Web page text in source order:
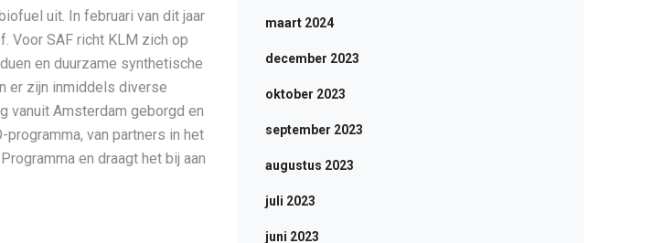
uit. In februari van dit jaar
Voor SAF richt KLM zich op
en duurzame synthetische
er zijn inmiddels diverse
vanuit Amsterdam geborgd en
programma, van partners in het
en draagt het bij aan
maart 2024
december 2023
oktober 2023
september 2023
augustus 2023
juli 2023
juni 2023